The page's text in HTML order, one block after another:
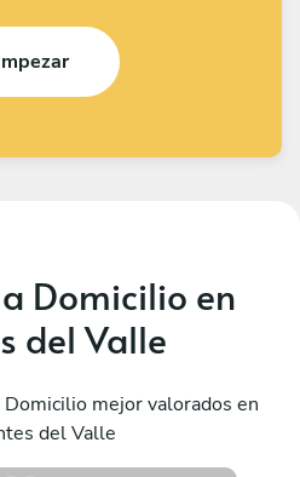
Domicilio en
del Valle
Domicilio mejor valorados en
del Valle